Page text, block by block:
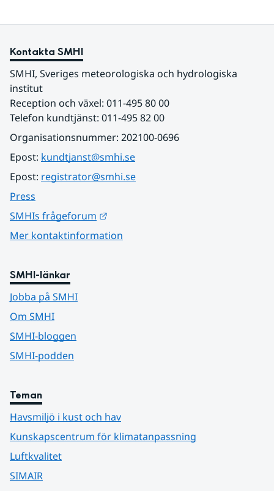
Kontakta SMHI
SMHI, Sveriges meteorologiska och hydrologiska
institut
Reception och växel: 011-495 80 00
Telefon kundtjänst: 011-495 82 00
Organisationsnummer: 202100-0696
Epost: kundtjanst@smhi.se
Epost: registrator@smhi.se
Press
SMHIs frågeforum
Mer kontaktinformation
SMHI-länkar
Jobba på SMHI
Om SMHI
SMHI-bloggen
SMHI-podden
Teman
Havsmiljö i kust och hav
Kunskapscentrum för klimatanpassning
Luftkvalitet
SIMAIR